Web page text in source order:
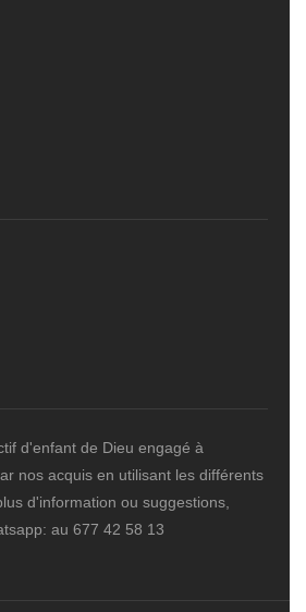
d'enfant de Dieu engagé à
nos acquis en utilisant les différents
d'information ou suggestions,
au 677 42 58 13